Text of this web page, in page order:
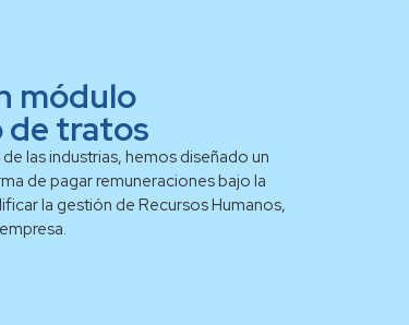
módulo
de tratos
las industrias, hemos diseñado un
de pagar remuneraciones bajo la
la gestión de Recursos Humanos,